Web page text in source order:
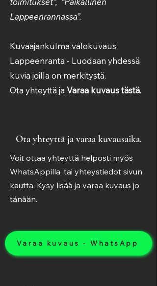
Lappeenrannassa”.
Kuvaajankulma valokuvaus
Lappeenranta - Luodaan yhdessä
kuvia joilla on merkitystä.
Ota yhteyttä ja Varaa kuvaus tästä.
Ota yhteyttä ja varaa kuvausaika.
Voit ottaa yhteyttä helposti myös
WhatsAppilla, tai yhteystiedot sivun
kautta. Kysy lisää ja varaa kuvaus jo
tänään.
Varaa kuvaus - WhatsApp